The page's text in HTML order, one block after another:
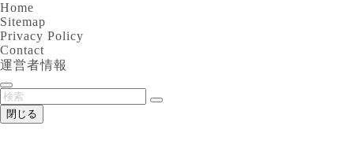
Home
Sitemap
Privacy Policy
Contact
運営者情報
閉じる